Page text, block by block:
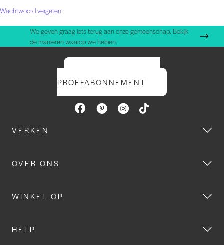
Wachtwoord vergeten
We geven graag iets terug aan onze gemeenschap. Bekijk
de manieren waarop we helpen.
PROEFABONNEMENT
VERKEN
OVER ONS
WINKEL OP
HELP